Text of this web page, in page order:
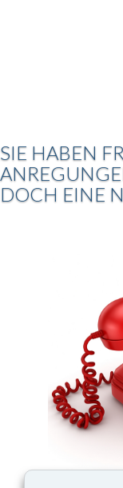
SIE HABEN
DOCH EINE